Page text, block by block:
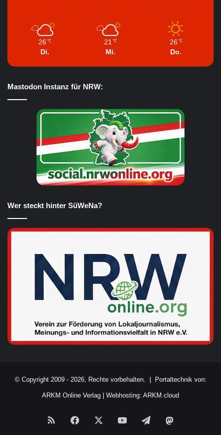
26 ℃
Di.
21 ℃
Mi.
26 ℃
Do.
Mastodon Instanz für NRW:
Wer steckt hinter SüWeNa?
© Copyright 2009 - 2026, Rechte vorbehalten. | Portaltechnik von:
ARKM Online Verlag Webhosting: ARKM.cloud
RSS Facebook YouTubeTelegram